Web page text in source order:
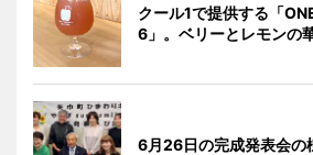
クール1で提供する「
6」。ベリーとレモンの
6月26日の完成発表会の